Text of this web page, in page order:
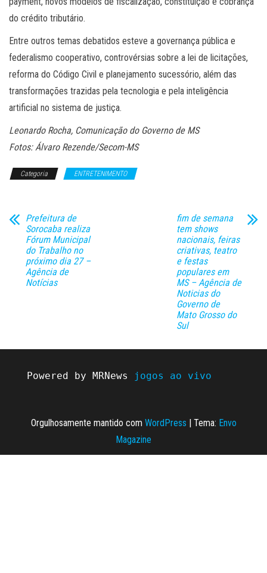
do crédito tributário.
Entre outros temas debatidos esteve a governança pública e
federalismo cooperativo, controvérsias sobre a lei de licitações,
reforma do Código Civil e planejamento sucessório, além das
transformações trazidas pela tecnologia e pela inteligência
artificial no sistema de justiça.
Leonardo Rocha, Comunicação do Governo de MS
Fotos: Álvaro Rezende/Secom-MS
Categoria ENTRETENIMENTO
Prefeitura de
Sorocaba realiza
Fórum Municipal
do Trabalho no
próximo dia 27 –
Agência de
Notícias
fim de semana
tem shows
nacionais, feiras
criativas, teatro
e festas
populares em
MS – Agência de
Noticias do
Governo de
Mato Grosso do
Sul
Powered by MRNews jogos ao vivo
Orgulhosamente mantido com WordPress Tema: Envo
Magazine